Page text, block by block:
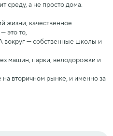
среду, а не просто дома.
жизни, качественное
это то,
вокруг — собственные школы и
машин, парки, велодорожки и
вторичном рынке, и именно за